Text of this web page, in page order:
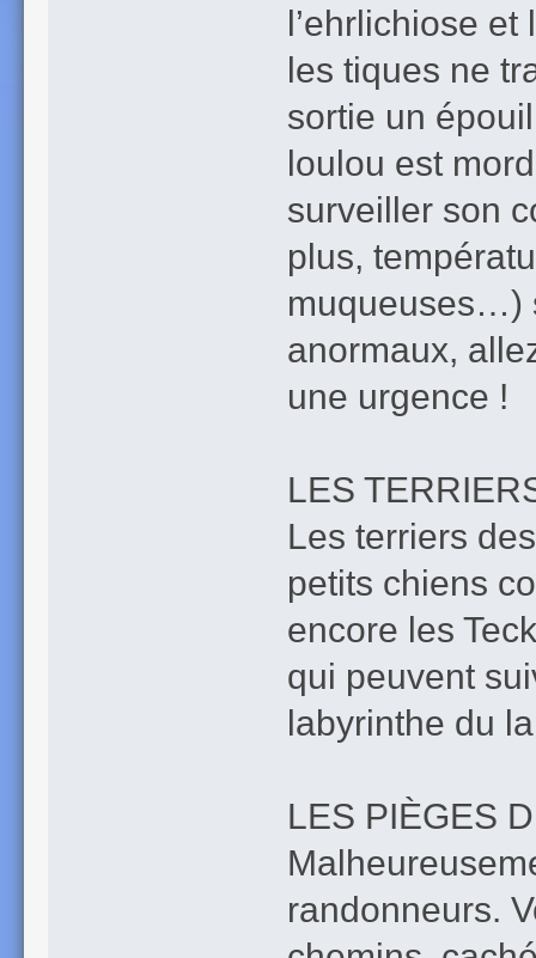
l’ehrlichiose
les tiques ne
sortie un
loulou est
surveiller son
plus,
muqueuses…)
anormaux,
une urgence !
LES
Les terriers
petits chiens
encore les
qui peuvent
labyrinthe du
LES PIÈGES
randonneurs.